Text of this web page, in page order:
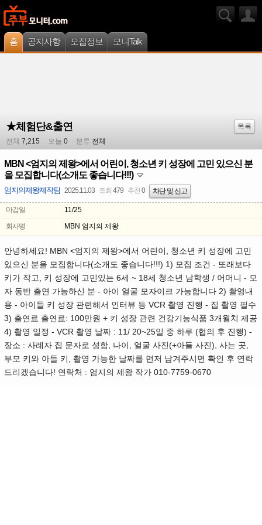
홈 공지사항 모집정보 모니Talk
★체험단&출연
목록
전체 7,215 오늘 0 분류 전체
MBN <엄지의 제왕>에서 어린이, 청소년 키 성장에 고민 있으신 분
을 모집합니다(소개도 좋습니다!!!)
엄지의제왕제작팀 2025.11.03 조회 479 추천 0 차단 및 신고
마감일
11/25
회사명
MBN 엄지의 제왕
안녕하세요! MBN <엄지의 제왕>에서 어린이, 청소년 키 성장에 고민
있으신 분을 모집합니다(소개도 좋습니다!!!) 1) 모집 조건 - 또래보다
키가 작고, 키 성장에 고민있는 6세 ~ 18세 청소년 남학생 / 어머니 - 모
자 동반 출연 가능하신 분 - 아이 얼굴 모자이크 가능합니다 2) 촬영내
용 - 아이들 키 성장 관련해서 인터뷰 등 VCR 촬영 진행 - 집 촬영 필수
3) 출연료 출연료: 100만원 + 키 성장 관련 건강기능식품 3개월치 제공
4) 촬영 일정 - VCR 촬영 날짜 : 11/ 20~25일 중 하루 (협의 후 진행) -
장소 : 사례자 집 문자로 성함, 나이, 얼굴 사진(+아들 사진), 사는 곳,
부모 키와 아들 키, 촬영 가능한 날짜를 먼저 남겨주시면 확인 후 연락
드리겠습니다! 연락처 : 엄지의 제왕 작가 010-7759-0670